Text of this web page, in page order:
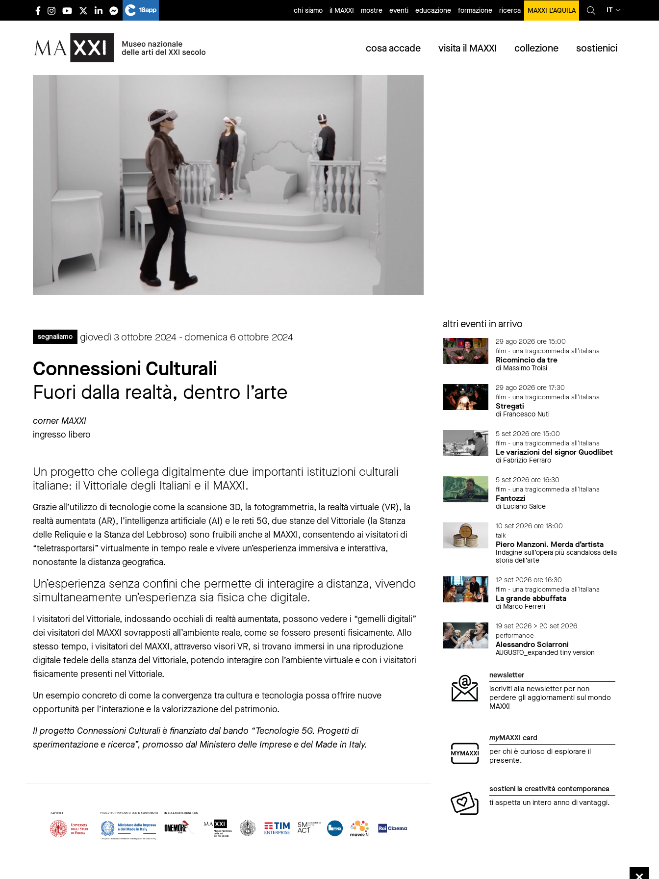
chi siamo il MAXXI mostre eventi educazione formazione ricerca MAXXI L’AQUILA IT
cosa accade visita il MAXXI collezione sostienici
segnaliamo giovedì 3 ottobre 2024 - domenica 6 ottobre 2024
Connessioni Culturali
Fuori dalla realtà, dentro l’arte
corner MAXXI
ingresso libero
Un progetto che collega digitalmente due importanti istituzioni culturali
italiane: il Vittoriale degli Italiani e il MAXXI.
Grazie all’utilizzo di tecnologie come la scansione 3D, la fotogrammetria, la realtà virtuale (VR), la
realtà aumentata (AR), l’intelligenza artificiale (AI) e le reti 5G, due stanze del Vittoriale (la Stanza
delle Reliquie e la Stanza del Lebbroso) sono fruibili anche al MAXXI, consentendo ai visitatori di
“teletrasportarsi” virtualmente in tempo reale e vivere un’esperienza immersiva e interattiva,
nonostante la distanza geografica.
Un’esperienza senza confini che permette di interagire a distanza, vivendo
simultaneamente un’esperienza sia fisica che digitale.
I visitatori del Vittoriale, indossando occhiali di realtà aumentata, possono vedere i “gemelli digitali”
dei visitatori del MAXXI sovrapposti all’ambiente reale, come se fossero presenti fisicamente. Allo
stesso tempo, i visitatori del MAXXI, attraverso visori VR, si trovano immersi in una riproduzione
digitale fedele della stanza del Vittoriale, potendo interagire con l’ambiente virtuale e con i visitatori
fisicamente presenti nel Vittoriale.
Un esempio concreto di come la convergenza tra cultura e tecnologia possa offrire nuove
opportunità per l’interazione e la valorizzazione del patrimonio.
Il progetto Connessioni Culturali è finanziato dal bando “Tecnologie 5G. Progetti di
sperimentazione e ricerca”, promosso dal Ministero delle Imprese e del Made in Italy.
altri eventi in arrivo
29 ago 2026 ore 15:00
film - una tragicommedia all'italiana
Ricomincio da tre
di Massimo Troisi
29 ago 2026 ore 17:30
film - una tragicommedia all'italiana
Stregati
di Francesco Nuti
5 set 2026 ore 15:00
film - una tragicommedia all'italiana
Le variazioni del signor Quodlibet
di Fabrizio Ferraro
5 set 2026 ore 16:30
film - una tragicommedia all'italiana
Fantozzi
di Luciano Salce
10 set 2026 ore 18:00
talk
Piero Manzoni. Merda d’artista
Indagine sull’opera più scandalosa della
storia dell’arte
12 set 2026 ore 16:30
film - una tragicommedia all'italiana
La grande abbuffata
di Marco Ferreri
19 set 2026 > 20 set 2026
performance
Alessandro Sciarroni
AUGUSTO_expanded tiny version
newsletter
iscriviti alla newsletter per non
perdere gli aggiornamenti sul mondo
MAXXI
myMAXXI card
per chi è curioso di esplorare il
presente.
sostieni la creatività contemporanea
ti aspetta un intero anno di vantaggi.